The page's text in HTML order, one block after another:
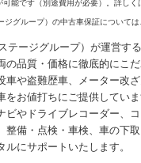
能です（別途費用が必要）。詳しく
ジグループ）の中古車保証について
テージグループ）が運営する
の品質・価格に徹底的にこ
車や盗難歴車、メーター改
をお値打ちにご提供してい
ビやドライブレコーダー、
整備・点検・車検、車の下
ルにサポートいたします。